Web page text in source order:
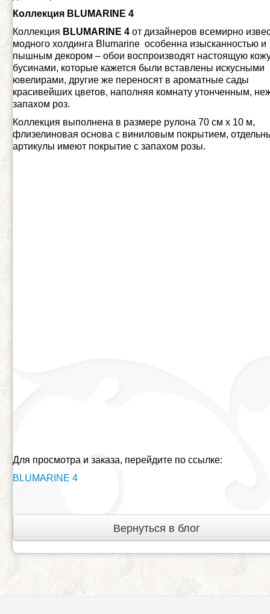
Коллекция BLUMARINE 4
Коллекция BLUMARINE 4 от дизайнеров всемирно
модного холдинга Blumarine особенна изысканностью и
пышным декором – обои воспроизводят настоящую
бусинами, которые кажется были вставлены искусными
ювелирами, другие же переносят в ароматные сады
красивейших цветов, наполняя комнату утонченным,
запахом роз.
Коллекция выполнена в размере рулона 70 см х 10 м,
флизелиновая основа с виниловым покрытием,
артикулы имеют покрытие с запахом розы.
Для просмотра и заказа, перейдите по ссылке:
BLUMARINE 4
Вернуться в блог